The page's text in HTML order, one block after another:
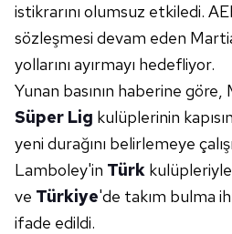
istikrarını olumsuz etkiledi.
sözleşmesi devam eden
yollarını ayırmayı hedefliyor.
Yunan basının haberine
Süper Lig kulüplerinin
yeni durağını belirlemeye
Lamboley'in Türk
ve Türkiye'de takım bulma
ifade edildi.